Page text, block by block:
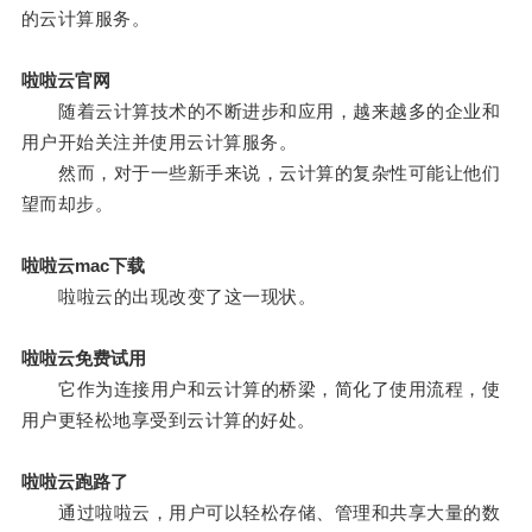
的云计算服务。
啦啦云官网
随着云计算技术的不断进步和应用，越来越多的企业和
用户开始关注并使用云计算服务。
然而，对于一些新手来说，云计算的复杂性可能让他们
望而却步。
啦啦云mac下载
啦啦云的出现改变了这一现状。
啦啦云免费试用
它作为连接用户和云计算的桥梁，简化了使用流程，使
用户更轻松地享受到云计算的好处。
啦啦云跑路了
通过啦啦云，用户可以轻松存储、管理和共享大量的数